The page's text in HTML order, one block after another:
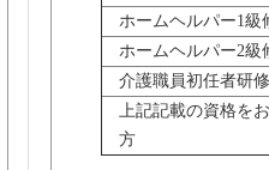
(火)
オンラ
イン
8月4日
(火)
オンラ
イン
8月20日
ホームヘルパー1級
ホームヘルパー2級
介護職員初任者研
上記記載の資格を
方